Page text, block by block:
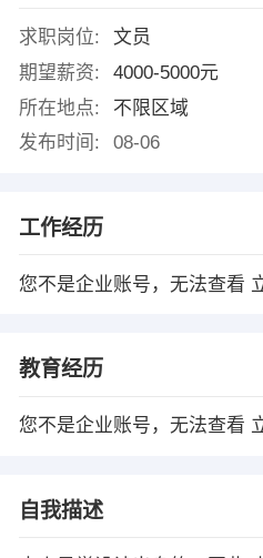
求职岗位:
文员
期望薪资:
4000-5000元
所在地点:
不限区域
发布时间:
08-06
工作经历
您不是企业账号，无法查看
教育经历
您不是企业账号，无法查看
自我描述